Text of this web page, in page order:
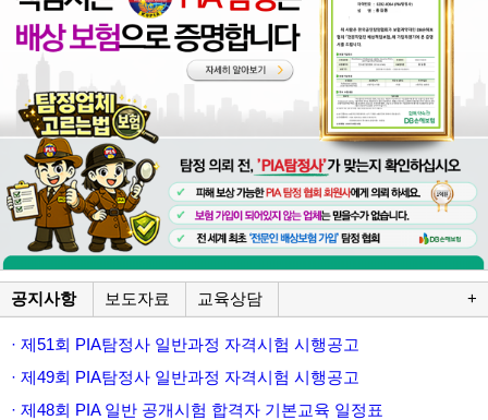
공지사항 보도자료 교육상담 +
· 제51회 PIA탐정사 일반과정 자격시험 시행공고
· 제49회 PIA탐정사 일반과정 자격시험 시행공고
· 제48회 PIA 일반 공개시험 합격자 기본교육 일정표